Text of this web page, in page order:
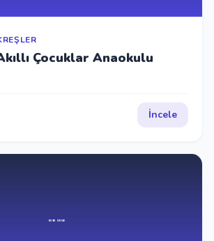
Çocuklar Anaokulu
İncele